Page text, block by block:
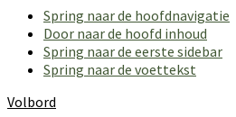
deze
website
Spring naar de hoofdnavigatie
Door naar de hoofd inhoud
Spring naar de eerste sidebar
Spring naar de voettekst
Volbord